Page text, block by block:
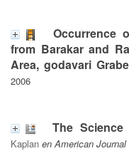
Occurrence
from Barakar and
Area, godavari
2006
The
Kaplan en American